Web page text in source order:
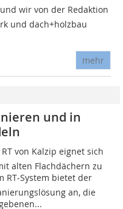
wir von der Redaktion
und dach+holzbau
mehr
und in
RT von Kalzip eignet sich
alten Flachdächern zu
System bietet der
an, die